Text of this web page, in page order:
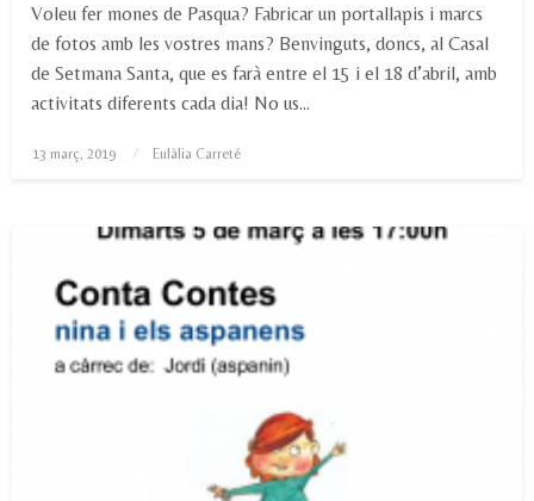
Voleu fer mones de Pasqua? Fabricar un portallapis i marcs
de fotos amb les vostres mans? Benvinguts, doncs, al Casal
de Setmana Santa, que es farà entre el 15 i el 18 d’abril, amb
activitats diferents cada dia! No us…
Posted
13 març, 2019 Eulàlia Carreté